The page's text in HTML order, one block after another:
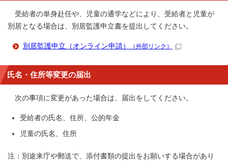
受給者の単身赴任や、児童の通学などにより、受給者と児童が
別居となる場合は、別居監護申立書を提出してください。
別居監護申立（オンライン申請） （外部リンク）
氏名・住所等変更の届出
次の事項に変更があった場合は、届出をしてください。
受給者の氏名、住所、公的年金
児童の氏名、住所
注：別途来庁や郵送で、添付書類の提出をお願いする場合があり